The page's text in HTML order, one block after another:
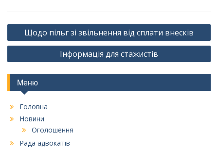
Навігація
записів
Щодо пільг зі звільнення від сплати внесків
Інформація для стажистів
Меню
Головна
Новини
Оголошення
Рада адвокатів